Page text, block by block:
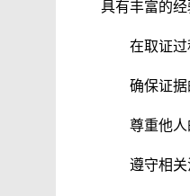
具有丰富的经
在取证过
确保证据
尊重他人
遵守相关